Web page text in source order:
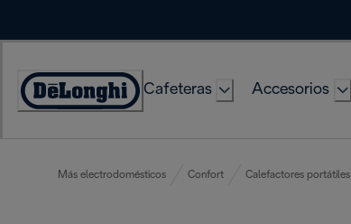
Accessibility
Cafeteras Accesorios
Más electrodomésticos Confort Calefactores portátiles